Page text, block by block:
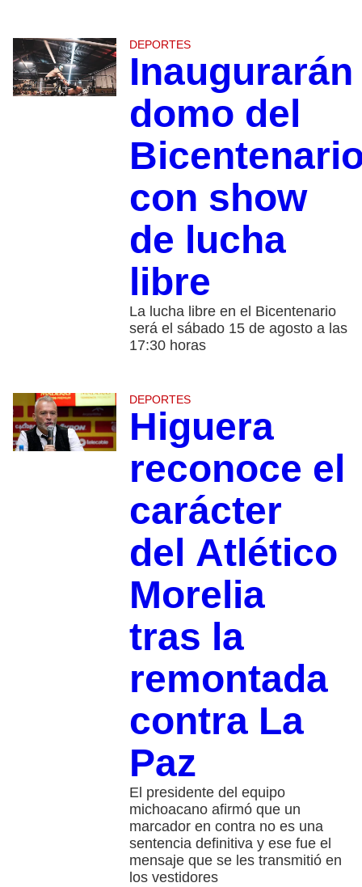
DEPORTES
Inaugurarán
domo del
con show
de lucha
libre
La lucha libre en el Bicentenario
será el sábado 15 de agosto a las
17:30 horas
DEPORTES
Higuera
reconoce el
carácter
del Atlético
Morelia
tras la
remontada
contra La
Paz
El presidente del equipo
michoacano afirmó que un
marcador en contra no es una
sentencia definitiva y ese fue el
mensaje que se les transmitió en
los vestidores